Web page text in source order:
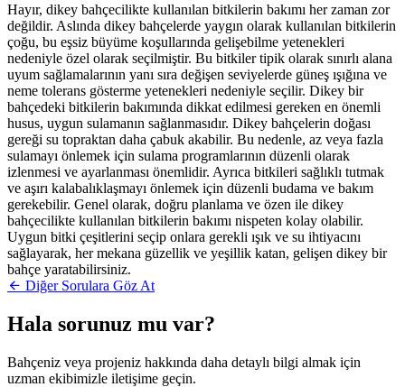
Hayır, dikey bahçecilikte kullanılan bitkilerin bakımı her zaman zor
değildir. Aslında dikey bahçelerde yaygın olarak kullanılan bitkilerin
çoğu, bu eşsiz büyüme koşullarında gelişebilme yetenekleri
nedeniyle özel olarak seçilmiştir. Bu bitkiler tipik olarak sınırlı alana
uyum sağlamalarının yanı sıra değişen seviyelerde güneş ışığına ve
neme tolerans gösterme yetenekleri nedeniyle seçilir. Dikey bir
bahçedeki bitkilerin bakımında dikkat edilmesi gereken en önemli
husus, uygun sulamanın sağlanmasıdır. Dikey bahçelerin doğası
gereği su topraktan daha çabuk akabilir. Bu nedenle, az veya fazla
sulamayı önlemek için sulama programlarının düzenli olarak
izlenmesi ve ayarlanması önemlidir. Ayrıca bitkileri sağlıklı tutmak
ve aşırı kalabalıklaşmayı önlemek için düzenli budama ve bakım
gerekebilir. Genel olarak, doğru planlama ve özen ile dikey
bahçecilikte kullanılan bitkilerin bakımı nispeten kolay olabilir.
Uygun bitki çeşitlerini seçip onlara gerekli ışık ve su ihtiyacını
sağlayarak, her mekana güzellik ve yeşillik katan, gelişen dikey bir
bahçe yaratabilirsiniz.
Diğer Sorulara Göz At
Hala sorunuz mu var?
Bahçeniz veya projeniz hakkında daha detaylı bilgi almak için
uzman ekibimizle iletişime geçin.